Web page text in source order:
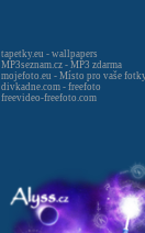
tapetky.eu - wallpapers
MP3seznam.cz - MP3 zdarma
mojefoto.eu - Místo pro vaše
divkadne.com - freefoto
freevideo-freefoto.com